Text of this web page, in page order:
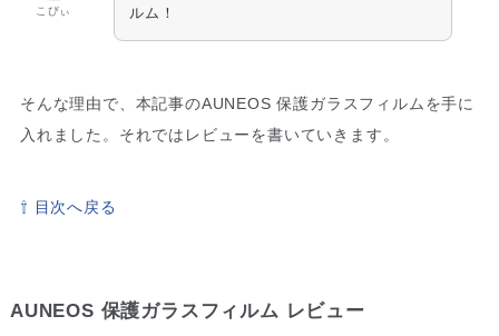
こびぃ
ルム！
そんな理由で、本記事のAUNEOS 保護ガラスフィルムを手に
入れました。それではレビューを書いていきます。
⇧ 目次へ戻る
AUNEOS 保護ガラスフィルム レビュー